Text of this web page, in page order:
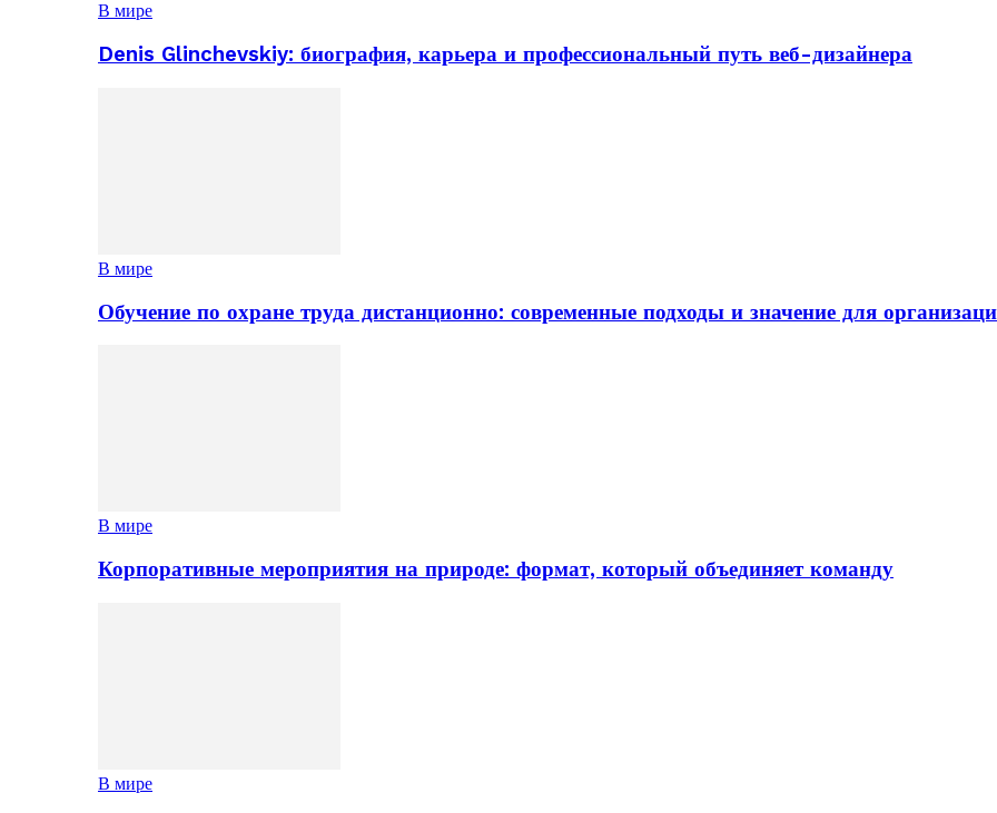
В мире
Denis Glinchevskiy: биография, карьера и профессиональный путь веб-дизайнера
В мире
Обучение по охране труда дистанционно: современные подходы и значение для
В мире
Корпоративные мероприятия на природе: формат, который объединяет команду
В мире